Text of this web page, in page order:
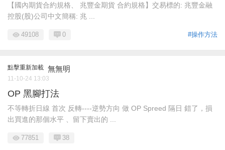
​【國內期貨合約規格、 兆豐金期貨 合約規格】交易標的: 兆豐金融
控股(股)公司中文簡稱: 兆 ...
#操作方法
49108 0
點擊重新加載 無無明
11-10-24 13:03
OP 黑腳打法
不等轉折日線 首次 反轉----逆勢方向 做 OP Spreed 隔日 錯了，損
出買進的那個水平 、留下賣出的 ...
77851 38